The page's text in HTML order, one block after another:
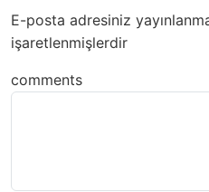
E-posta adresiniz
işaretlenmişlerdir
comments